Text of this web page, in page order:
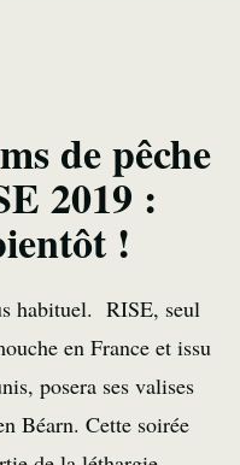
de pêche
2019 :
!
habituel. RISE, seul
en France et issu
posera ses valises
Béarn. Cette soirée